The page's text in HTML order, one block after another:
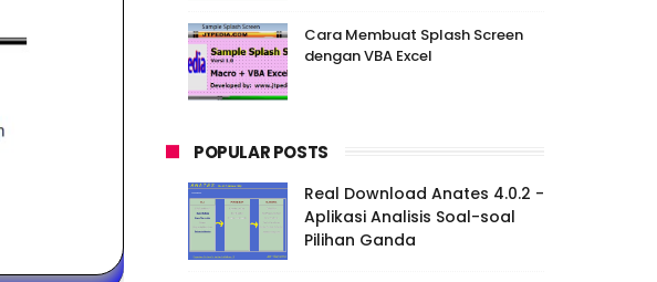
Cara Membuat Splash Screen
dengan VBA Excel
POPULAR POSTS
Real Download Anates 4.0.2 -
Aplikasi Analisis Soal-soal
Pilihan Ganda